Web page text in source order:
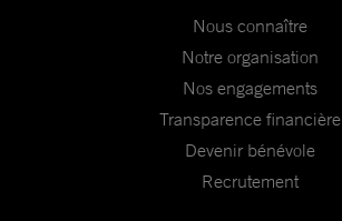
Nous connaître
Notre organisation
Nos engagements
Transparence financière
Devenir bénévole
Recrutement